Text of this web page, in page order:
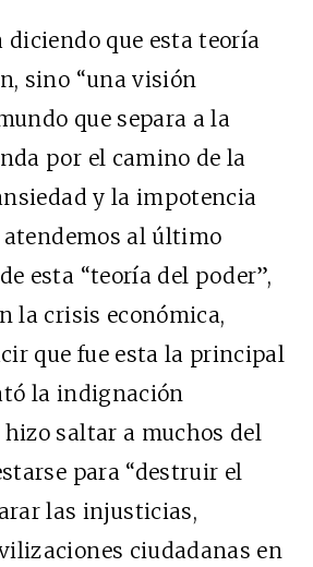
que esta teoría
sino “una visión
que separa a la
por el camino de la
y la impotencia
al último
esta “teoría del poder”,
la crisis económica,
que fue esta la principal
la indignación
saltar a muchos del
para “destruir el
las injusticias,
ciudadanas en